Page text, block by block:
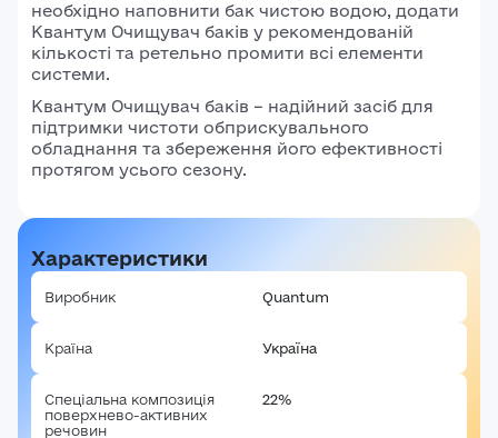
необхідно наповнити бак чистою водою, додати
Квантум Очищувач баків у рекомендованій
кількості та ретельно промити всі елементи
системи.
Квантум Очищувач баків – надійний засіб для
підтримки чистоти обприскувального
обладнання та збереження його ефективності
протягом усього сезону.
Характеристики
Виробник Quantum
Країна Україна
Спеціальна композиція
поверхнево-активних
речовин
22%